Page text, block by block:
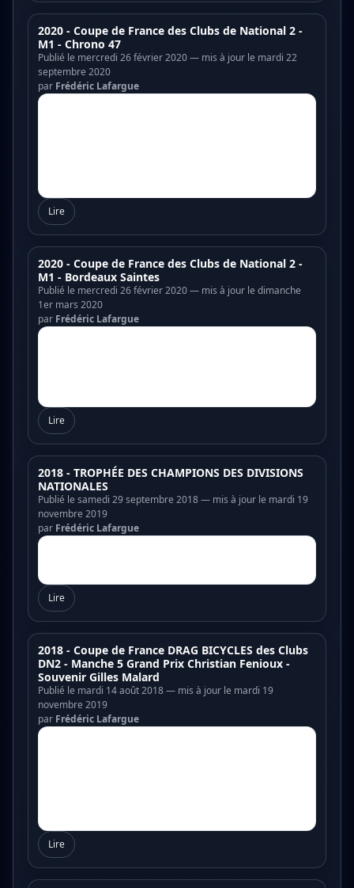
2020 - Coupe de France des Clubs de National 2 -
M1 - Chrono 47
Publié le mercredi 26 février 2020 — mis à jour le mardi 22
septembre 2020
par Frédéric Lafargue
Lire
2020 - Coupe de France des Clubs de National 2 -
M1 - Bordeaux Saintes
Publié le mercredi 26 février 2020 — mis à jour le dimanche
1er mars 2020
par Frédéric Lafargue
Lire
2018 - TROPHÉE DES CHAMPIONS DES DIVISIONS
NATIONALES
Publié le samedi 29 septembre 2018 — mis à jour le mardi 19
novembre 2019
par Frédéric Lafargue
Lire
2018 - Coupe de France DRAG BICYCLES des Clubs
DN2 - Manche 5 Grand Prix Christian Fenioux -
Souvenir Gilles Malard
Publié le mardi 14 août 2018 — mis à jour le mardi 19
novembre 2019
par Frédéric Lafargue
Lire